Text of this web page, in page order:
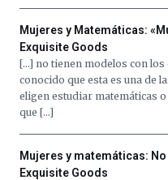
Mujeres y Matemáticas:
Exquisite Goods
[…] no tienen modelos con los
conocido que esta es una de
eligen estudiar matemáticas
que […]
Mujeres y matemáticas:
Exquisite Goods